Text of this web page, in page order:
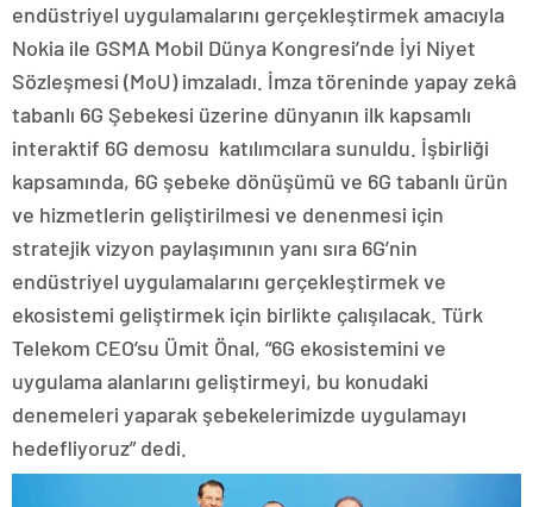
endüstriyel uygulamalarını gerçekleştirmek amacıyla
Nokia ile GSMA Mobil Dünya Kongresi’nde İyi Niyet
Sözleşmesi (MoU) imzaladı. İmza töreninde yapay zekâ
tabanlı 6G Şebekesi üzerine dünyanın ilk kapsamlı
interaktif 6G demosu katılımcılara sunuldu. İşbirliği
kapsamında, 6G şebeke dönüşümü ve 6G tabanlı ürün
ve hizmetlerin geliştirilmesi ve denenmesi için
stratejik vizyon paylaşımının yanı sıra 6G’nin
endüstriyel uygulamalarını gerçekleştirmek ve
ekosistemi geliştirmek için birlikte çalışılacak. Türk
Telekom CEO’su Ümit Önal, “6G ekosistemini ve
uygulama alanlarını geliştirmeyi, bu konudaki
denemeleri yaparak şebekelerimizde uygulamayı
hedefliyoruz” dedi.